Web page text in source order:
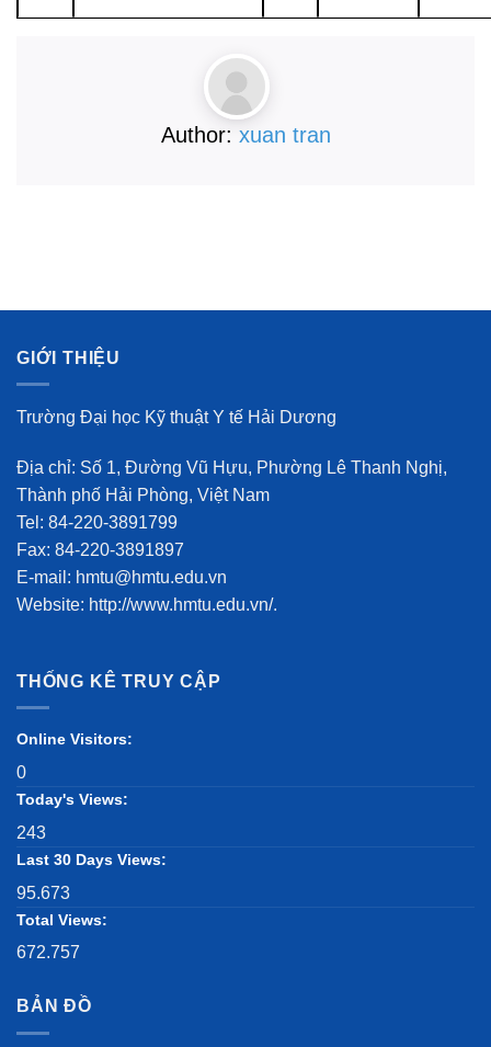
Author: xuan tran
GIỚI THIỆU
Trường Đại học Kỹ thuật Y tế Hải Dương
Địa chỉ: Số 1, Đường Vũ Hựu, Phường Lê Thanh Nghị,
Thành phố Hải Phòng, Việt Nam
Tel: 84-220-3891799
Fax: 84-220-3891897
E-mail: hmtu@hmtu.edu.vn
Website: http://www.hmtu.edu.vn/.
THỐNG KÊ TRUY CẬP
Online Visitors:
0
Today's Views:
243
Last 30 Days Views:
95.673
Total Views:
672.757
BẢN ĐỒ